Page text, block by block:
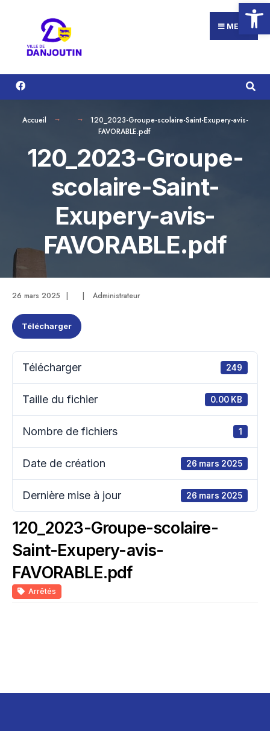
Ouvrir
contenu
MENU
Accueil
120_2023-Groupe-scolaire-Saint-Exupery-avis-
FAVORABLE.pdf
120_2023-Groupe-
scolaire-Saint-
Exupery-avis-
FAVORABLE.pdf
26 mars 2025 | | Administrateur
Télécharger
Télécharger 249
Taille du fichier 0.00 KB
Nombre de fichiers 1
Date de création 26 mars 2025
Dernière mise à jour 26 mars 2025
120_2023-Groupe-scolaire-
Saint-Exupery-avis-
FAVORABLE.pdf
Arrêtés
for: